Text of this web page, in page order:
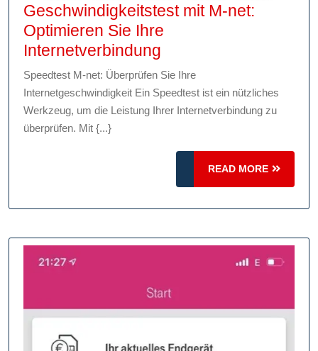
Geschwindigkeitstest mit M-net:
Optimieren Sie Ihre
Internetverbindung
mit
M-
net:
Sie
Internetverbindung
Speedtest M-net: Überprüfen Sie Ihre
Internetgeschwindigkeit Ein Speedtest ist ein nützliches
Werkzeug, um die Leistung Ihrer Internetverbindung zu
überprüfen. Mit {...}
READ MORE
READ
MORE